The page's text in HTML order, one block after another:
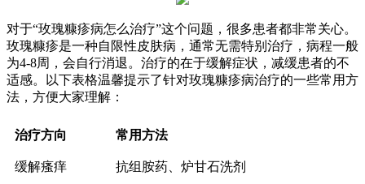
对于“玫瑰糠疹病怎么治疗”这个问题，很多患者都非常关心。
玫瑰糠疹是一种自限性皮肤病，通常无需特别治疗，病程一般
为4-8周，会自行消退。治疗的在于缓解症状，减缓患者的不
适感。以下表格温馨提示了针对玫瑰糠疹病治疗的一些常用方
法，方便大家理解：
治疗方向 常用方法
缓解瘙痒 抗组胺药、炉甘石洗剂